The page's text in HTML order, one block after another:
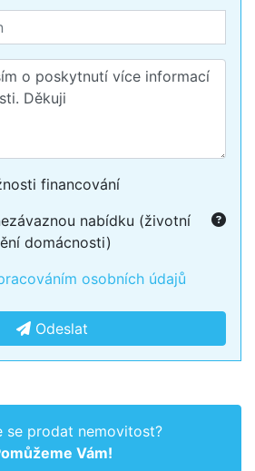
financování
nabídku (životní
domácnosti)
osobních údajů
Odeslat
se prodat nemovitost?
Vám!